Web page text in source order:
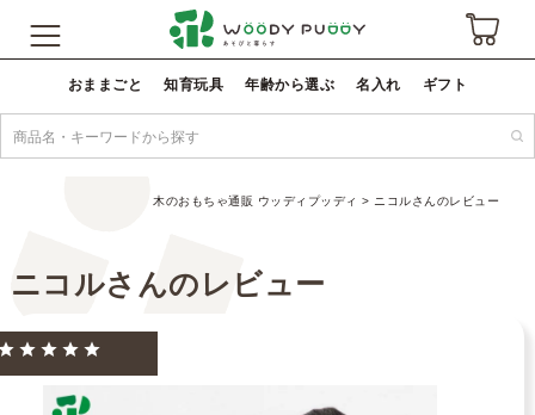
おままごと 知育玩具 年齢から選ぶ 名入れ ギフト
木のおもちゃ通販 ウッディプッディ ニコルさんのレビュー
ニコルさんのレビュー